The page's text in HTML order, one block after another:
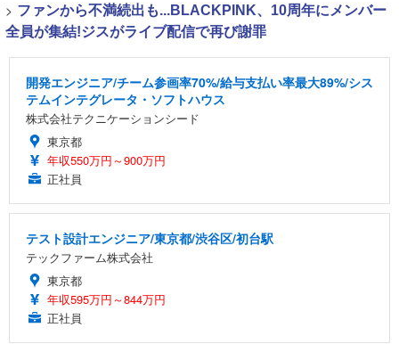
> ファンから不満続出も...BLACKPINK、10周年にメンバー
全員が集結!ジスがライブ配信で再び謝罪
開発エンジニア/チーム参画率70%/給与支払い率最大89%/シス
テムインテグレータ・ソフトハウス
株式会社テクニケーションシード
東京都
年収550万円～900万円
正社員
テスト設計エンジニア/東京都/渋谷区/初台駅
テックファーム株式会社
東京都
年収595万円～844万円
正社員